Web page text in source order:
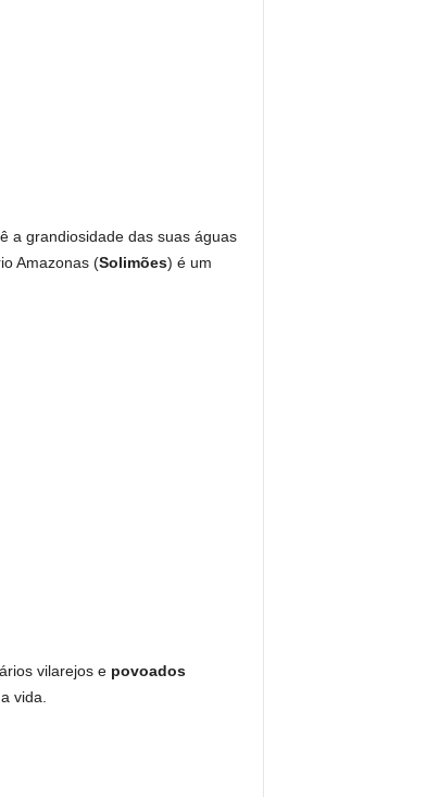
a grandiosidade das suas águas
Amazonas (Solimões) é um
vilarejos e povoados
vida.